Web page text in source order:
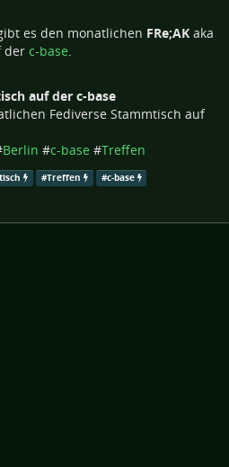
es den monatlichen FRe;AK aka
der c-base.
auf der c-base
Berlin #c-base #Treffen
#Treffen #c-base